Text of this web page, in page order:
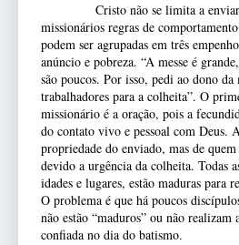
Cristo não se limita a enviar.
missionários regras de
podem ser agrupadas em três
anúncio e pobreza. “A messe é
são poucos. Por isso, pedi ao dono da
trabalhadores para a colheita”. O
missionário é a oração, pois a
do contato vivo e pessoal com Deus.
propriedade do enviado, mas de
devido a urgência da colheita. Todas
idades e lugares, estão maduras para
O problema é que há poucos
não estão “maduros” ou não realizam
confiada no dia do batismo.